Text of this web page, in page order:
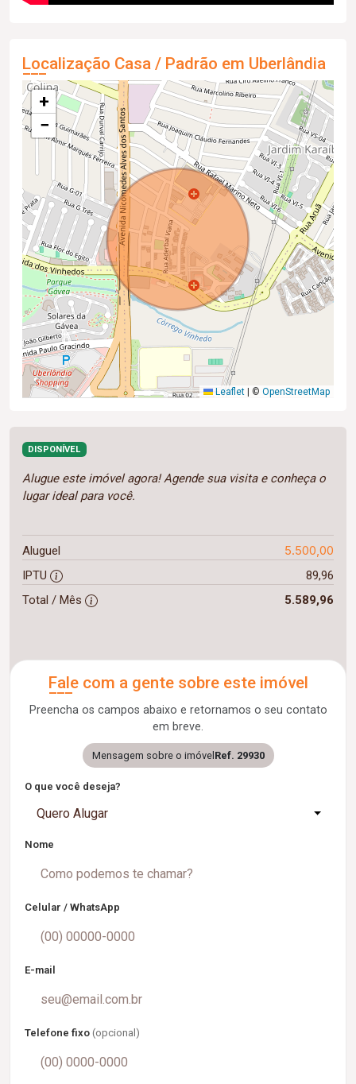
Localização Casa / Padrão em Uberlândia
+
−
Leaflet | © OpenStreetMap
DISPONÍVEL
Alugue este imóvel agora! Agende sua visita e conheça o
lugar ideal para você.
Aluguel 5.500,00
IPTU
89,96
Total / Mês
5.589,96
Fale com a gente sobre este imóvel
Preencha os campos abaixo e retornamos o seu contato
em breve.
Mensagem sobre o imóvelRef. 29930
O que você deseja?
Quero Alugar
Nome
Celular / WhatsApp
E-mail
Telefone fixo (opcional)